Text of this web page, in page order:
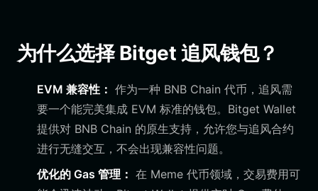
为什么选择 Bitget 追风钱包？
EVM 兼容性： 作为一种 BNB Chain 代币，追风需
要一个能完美集成 EVM 标准的钱包。Bitget Wallet
提供对 BNB Chain 的原生支持，允许您与追风合约
进行无缝交互，不会出现兼容性问题。
优化的 Gas 管理： 在 Meme 代币领域，交易费用可